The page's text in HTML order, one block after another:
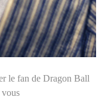
le fan de Dragon Ball